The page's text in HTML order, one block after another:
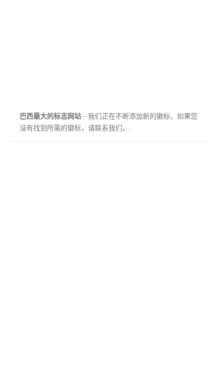
巴西最大的标志网站 - 我们正在不断添加新的徽标，如果您
没有找到所需的徽标，请联系我们。.